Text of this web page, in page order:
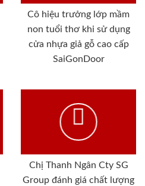
Cô hiệu trưởng lớp mầm
non tuổi thơ khi sử dụng
cửa nhựa giả gỗ cao cấp
SaiGonDoor
Chị Thanh Ngân Cty SG
Group đánh giá chất lượng